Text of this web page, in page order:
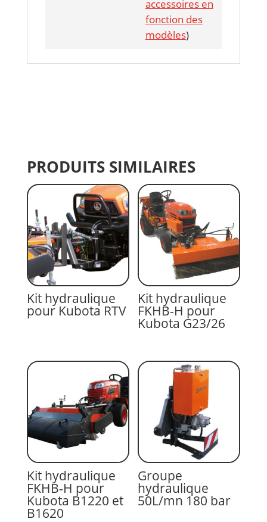
accessoires en
fonction des
modèles)
PRODUITS SIMILAIRES
Kit hydraulique
pour Kubota RTV
Kit hydraulique
FKHB-H pour
Kubota G23/26
Kit hydraulique
FKHB-H pour
Kubota B1220 et
B1620
Groupe
hydraulique
50L/mn 180 bar